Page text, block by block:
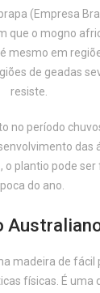
(Empresa
que o mogno
mesmo em
de geadas
resiste.
no período
das
o plantio pode
do ano.
madeira de fácil
físicas. É uma